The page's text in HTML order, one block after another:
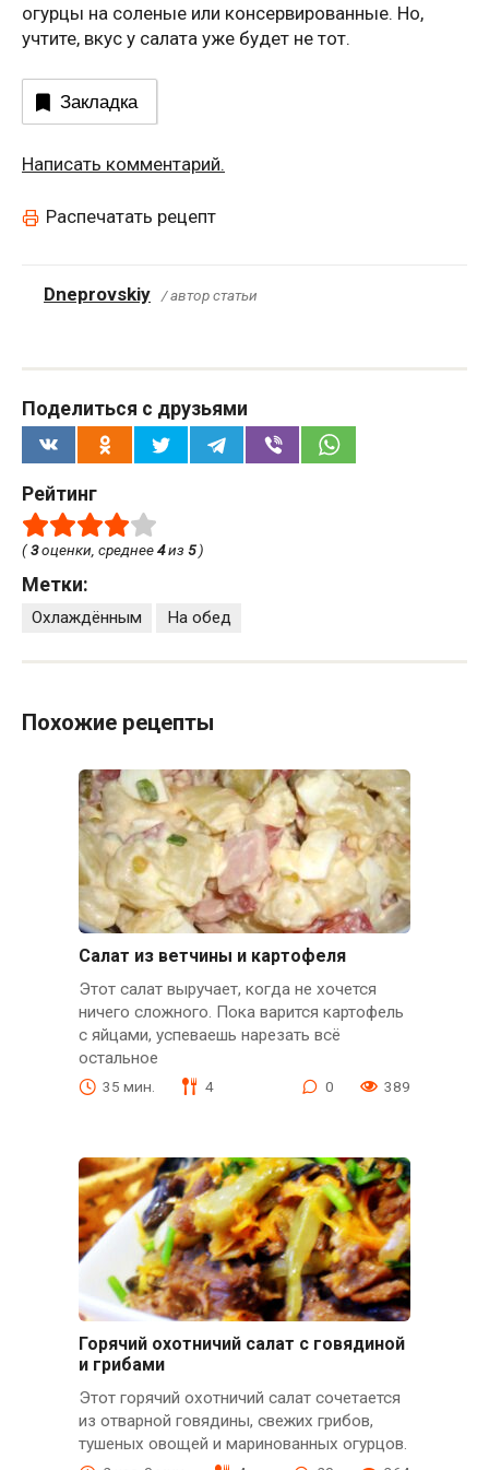
огурцы на соленые или консервированные. Но,
учтите, вкус у салата уже будет не тот.
Закладка
Написать комментарий.
Распечатать рецепт
Dneprovskiy / автор статьи
Поделиться с друзьями
Рейтинг
(3оценки, среднее4из 5)
Метки:
Охлаждённым На обед
Похожие рецепты
Салат из ветчины и картофеля
Этот салат выручает, когда не хочется
ничего сложного. Пока варится картофель
с яйцами, успеваешь нарезать всё
остальное
35 мин. 4 0 389
Горячий охотничий салат с говядиной
и грибами
Этот горячий охотничий салат сочетается
из отварной говядины, свежих грибов,
тушеных овощей и маринованных огурцов.